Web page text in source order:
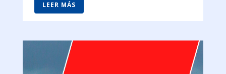
LEER MÁS